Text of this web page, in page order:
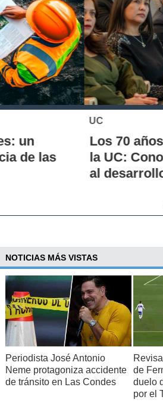
Los 70 años de la
la UC: Conoce su
al desarrollo científico
NOTICIAS MÁS VISTAS
Periodista José Antonio
Neme protagoniza accidente
de tránsito en Las Condes
de
duelo
por el